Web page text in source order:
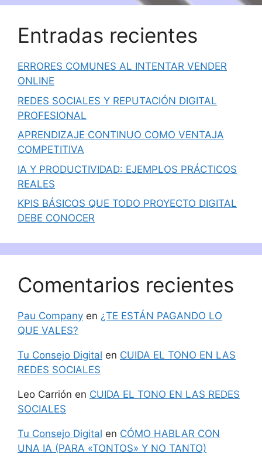
Entradas recientes
ERRORES COMUNES AL INTENTAR VENDER
ONLINE
REDES SOCIALES Y REPUTACIÓN DIGITAL
PROFESIONAL
APRENDIZAJE CONTINUO COMO VENTAJA
COMPETITIVA
IA Y PRODUCTIVIDAD: EJEMPLOS PRÁCTICOS
REALES
KPIS BÁSICOS QUE TODO PROYECTO DIGITAL
DEBE CONOCER
Comentarios recientes
Pau Company en ¿TE ESTÁN PAGANDO LO
QUE VALES?
Tu Consejo Digital en CUIDA EL TONO EN LAS
REDES SOCIALES
Leo Carrión en CUIDA EL TONO EN LAS REDES
SOCIALES
Tu Consejo Digital en CÓMO HABLAR CON
UNA IA (PARA «TONTOS» Y NO TANTO)